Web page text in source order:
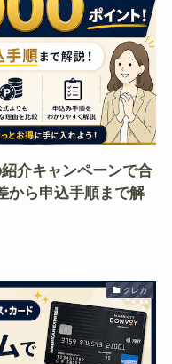
介キャンペーンで合
から申込手順まで解
クレカ